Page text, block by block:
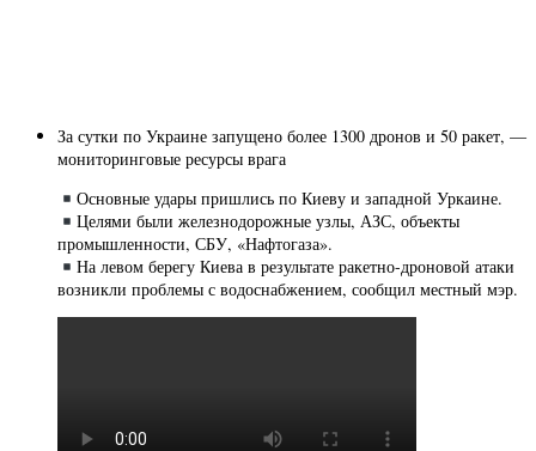
За сутки по Украине запущено более 1300 дронов и 50 ракет, —
мониторинговые ресурсы врага
Основные удары пришлись по Киеву и западной Уркаине.
Целями были железнодорожные узлы, АЗС, объекты
промышленности, СБУ, «Нафтогаза».
На левом берегу Киева в результате ракетно-дроновой атаки
возникли проблемы с водоснабжением, сообщил местный мэр.